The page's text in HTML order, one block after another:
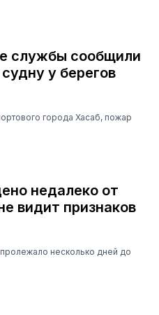
службы сообщили
у берегов
города Хасаб, пожар
недалеко от
видит признаков
несколько дней до